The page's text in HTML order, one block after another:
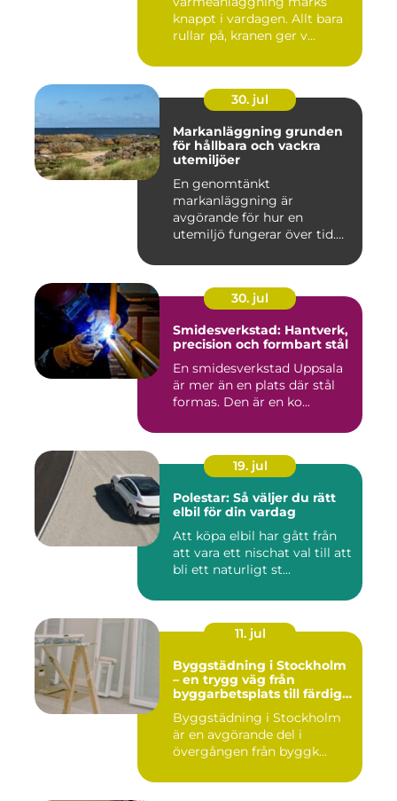
knappt i vardagen. Allt bara
rullar på, kranen ger v...
30. jul
Markanläggning grunden
för hållbara och vackra
utemiljöer
En genomtänkt
markanläggning är
avgörande för hur en
utemiljö fungerar över tid.
30. jul
Smidesverkstad: Hantverk,
precision och formbart stål
En smidesverkstad Uppsala
är mer än en plats där stål
formas. Den är en ko...
19. jul
Polestar: Så väljer du rätt
elbil för din vardag
Att köpa elbil har gått från
att vara ett nischat val till att
bli ett naturligt st...
11. jul
Byggstädning i Stockholm
– en trygg väg från
byggarbetsplats till färdig
Byggstädning i Stockholm
är en avgörande del i
övergången från byggk...